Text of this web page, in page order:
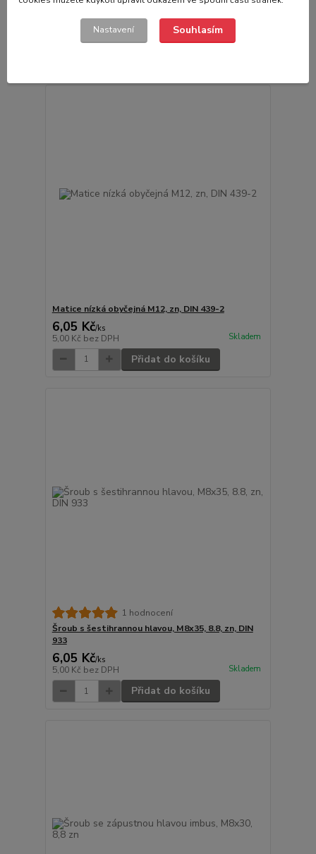
Matice M5 uzavřená samojistná, 8, DIN 986 zn
4,84 Kč/ ks
bez DPH
Matice nízká obyčejná M12, zn, DIN 439-2
6,05 Kč/ks
5,00 Kč bez DPH Skladem
Přidat do košíku
1 hodnocení
Šroub s šestihrannou hlavou, M8x35, 8.8, zn, DIN
933
6,05 Kč/ks
5,00 Kč bez DPH Skladem
Přidat do košíku
Nastavení Souhlasím